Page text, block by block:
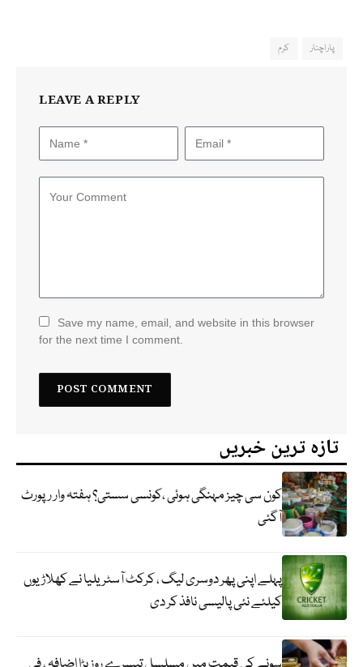
پاراچنار کرم
LEAVE A REPLY
Save my name, email, and website in this browser
for the next time I comment.
تازہ ترین خبریں
کون سی چیز مہنگی ہوئی ،کونسی سستی؟ ہفتہ وار رپورٹ
آگئی
پہلے اپنی پھر دوسری لیگ ، کرکٹ آسٹریلیا نے کھلاڑیوں
کیلئے نئی پالیسی نافذ کر دی